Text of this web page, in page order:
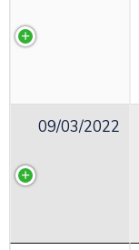
09/03/2022